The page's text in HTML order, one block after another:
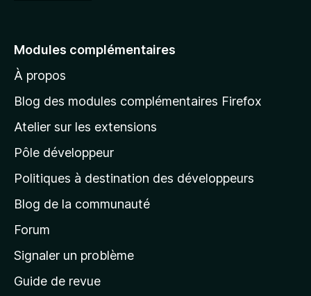
e
à
l
p
a
g
d
a
c
Modules complémentaires
À propos
Blog des modules complémentaires Firefox
Atelier sur les extensions
Pôle développeur
Politiques à destination des développeurs
Blog de la communauté
Forum
Signaler un problème
Guide de revue